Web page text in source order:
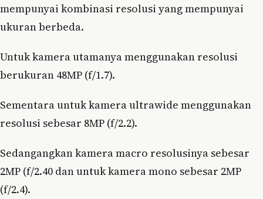
mempunyai kombinasi resolusi yang mempunyai
ukuran berbeda.
Untuk kamera utamanya menggunakan resolusi
berukuran 48MP (f/1.7).
Sementara untuk kamera ultrawide menggunakan
resolusi sebesar 8MP (f/2.2).
Sedangangkan kamera macro resolusinya sebesar
2MP (f/2.40 dan untuk kamera mono sebesar 2MP
(f/2.4).